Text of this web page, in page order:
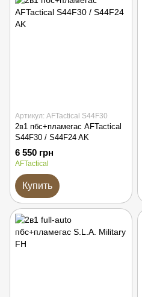
Артикул: AFTactical S44F30
2в1 пбс+пламегас AFTactical
S44F30 / S44F24 AK
6 550 грн
AFTactical
Купить